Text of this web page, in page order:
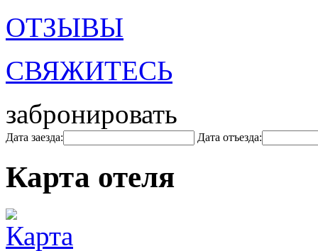
ОТЗЫВЫ
СВЯЖИТЕСЬ
забронировать
Дата заезда: Дата отъезда:
Карта отеля